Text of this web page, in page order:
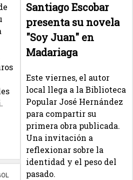
Santiago Escobar
presenta su novela
"Soy Juan" en
Madariaga
Este viernes, el autor
local llega a la Biblioteca
Popular José Hernández
para compartir su
primera obra publicada.
Una invitación a
reflexionar sobre la
identidad y el peso del
pasado.